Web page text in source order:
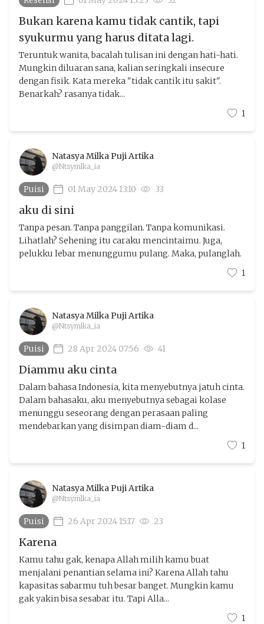
Bukan karena kamu tidak cantik, tapi
syukurmu yang harus ditata lagi.
Teruntuk wanita, bacalah tulisan ini dengan hati-hati.
Mungkin diluaran sana, kalian seringkali insecure
dengan fisik. Kata mereka "tidak cantik itu sakit".
Benarkah? rasanya tidak...
1
Natasya Milka Puji Artika
@Ntsymlka_ia
Puisi 01 May 2024 13:10 33
aku di sini
Tanpa pesan. Tanpa panggilan. Tanpa komunikasi.
Lihatlah? Sehening itu caraku mencintaimu. Juga,
pelukku lebar menunggumu pulang. Maka, pulanglah.
1
Natasya Milka Puji Artika
@Ntsymlka_ia
Puisi 28 Apr 2024 07:56 41
Diammu aku cinta
Dalam bahasa Indonesia, kita menyebutnya jatuh cinta.
Dalam bahasaku, aku menyebutnya sebagai kolase
menunggu seseorang dengan perasaan paling
mendebarkan yang disimpan diam-diam d...
1
Natasya Milka Puji Artika
@Ntsymlka_ia
Puisi 26 Apr 2024 15:17 23
Karena
Kamu tahu gak, kenapa Allah milih kamu buat
menjalani penantian selama ini? Karena Allah tahu
kapasitas sabarmu tuh besar banget. Mungkin kamu
gak yakin bisa sesabar itu. Tapi Alla...
1